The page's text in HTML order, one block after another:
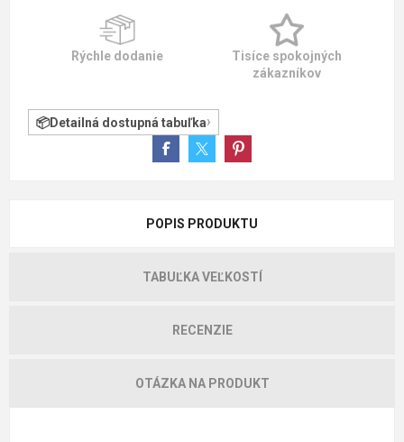
Rýchle dodanie
Tisíce spokojných
zákazníkov
Detailná dostupná tabuľka
POPIS PRODUKTU
TABUĽKA VEĽKOSTÍ
RECENZIE
OTÁZKA NA PRODUKT